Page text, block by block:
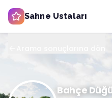
Sahne Ustaları
Bahçe